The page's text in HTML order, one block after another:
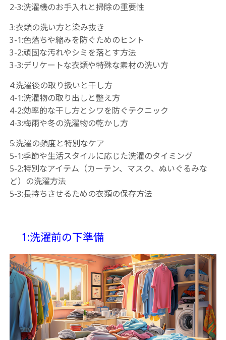
2-3:洗濯機のお手入れと掃除の重要性
3:衣類の洗い方と染み抜き
3-1:色落ちや縮みを防ぐためのヒント
3-2:頑固な汚れやシミを落とす方法
3-3:デリケートな衣類や特殊な素材の洗い方
4:洗濯後の取り扱いと干し方
4-1:洗濯物の取り出しと整え方
4-2:効率的な干し方とシワを防ぐテクニック
4-3:梅雨や冬の洗濯物の乾かし方
5:洗濯の頻度と特別なケア
5-1:季節や生活スタイルに応じた洗濯のタイミング
5-2:特別なアイテム（カーテン、マスク、ぬいぐるみな
ど）の洗濯方法
5-3:長持ちさせるための衣類の保存方法
1:洗濯前の下準備